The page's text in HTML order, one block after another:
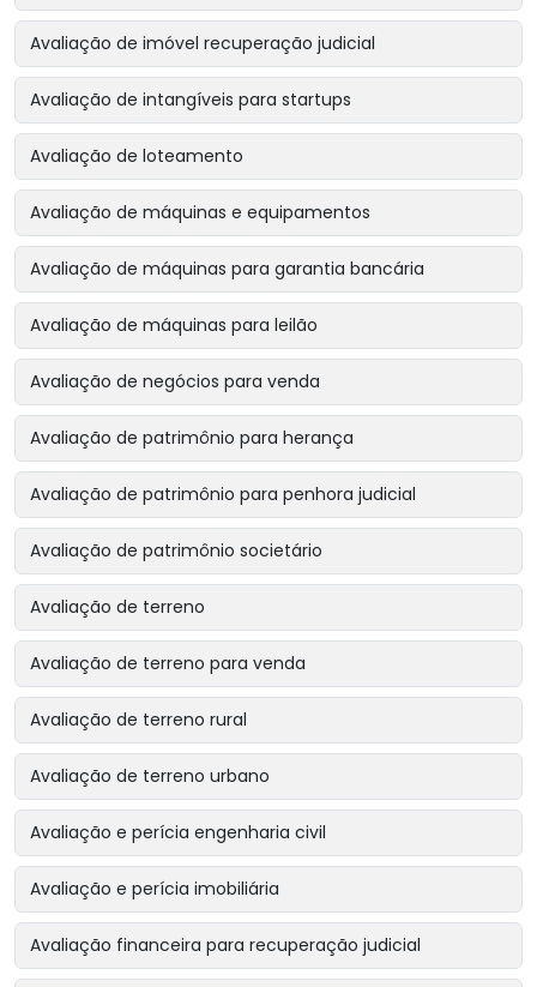
Avaliação de imóvel recuperação judicial
Avaliação de intangíveis para startups
Avaliação de loteamento
Avaliação de máquinas e equipamentos
Avaliação de máquinas para garantia bancária
Avaliação de máquinas para leilão
Avaliação de negócios para venda
Avaliação de patrimônio para herança
Avaliação de patrimônio para penhora judicial
Avaliação de patrimônio societário
Avaliação de terreno
Avaliação de terreno para venda
Avaliação de terreno rural
Avaliação de terreno urbano
Avaliação e perícia engenharia civil
Avaliação e perícia imobiliária
Avaliação financeira para recuperação judicial